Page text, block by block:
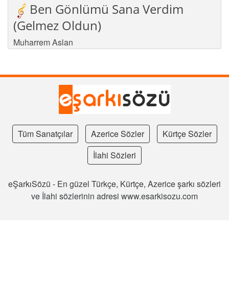
Ben Gönlümü Sana Verdim
(Gelmez Oldun)
Muharrem Aslan
Tüm Sanatçılar Azerice Sözler
Kürtçe Sözler
İlahi Sözleri
eŞarkıSözü - En güzel Türkçe, Kürtçe, Azerice şarkı sözleri
ve İlahi sözlerinin adresi www.esarkisozu.com